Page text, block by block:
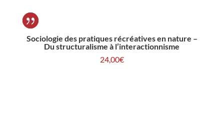
Sociologie des pratiques récréatives en nature –
Du structuralisme à l’interactionnisme
24,00€